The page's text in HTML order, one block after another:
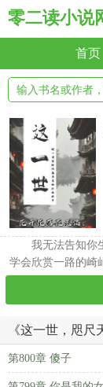
零二读小说
首页
我无法告知你
学会欣赏一路的崎
《这一世，咫
第800章 傻子